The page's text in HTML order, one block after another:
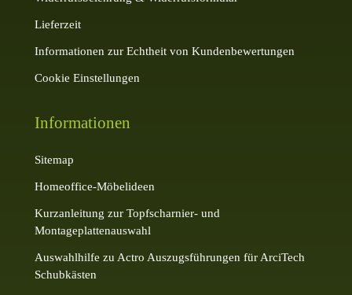
Lieferzeit
Informationen zur Echtheit von Kundenbewertungen
Cookie Einstellungen
Informationen
Sitemap
Homeoffice-Möbelideen
Kurzanleitung zur Topfscharnier- und
Montageplattenauswahl
Auswahlhilfe zu Actro Auszugsführungen für ArciTech
Schubkästen